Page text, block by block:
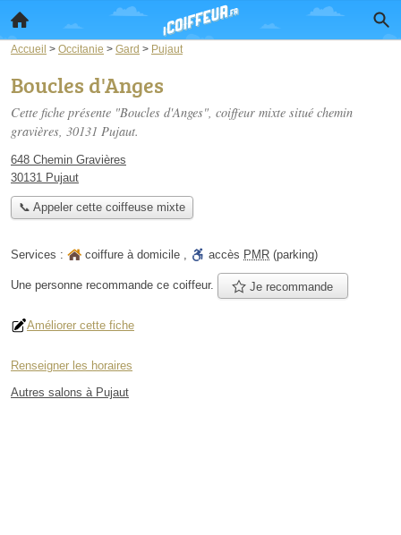
Accueil > Occitanie > Gard > Pujaut
Boucles d'Anges
Cette fiche présente "Boucles d'Anges", coiffeur mixte situé chemin
gravières, 30131 Pujaut.
648 Chemin Gravières
30131 Pujaut
📞 Appeler cette coiffeuse mixte
Services : coiffure à domicile , accès PMR (parking)
Une personne recommande ce coiffeur. Je recommande
Améliorer cette fiche
Renseigner les horaires
Autres salons à Pujaut